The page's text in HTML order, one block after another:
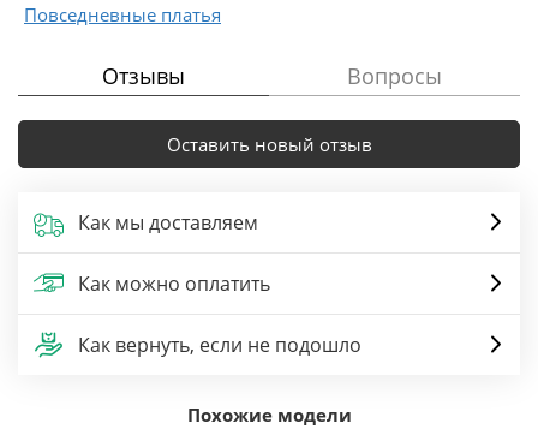
Повседневные платья
Отзывы Вопросы
Оставить новый отзыв
Как мы доставляем
Как можно оплатить
Как вернуть, если не подошло
Похожие модели